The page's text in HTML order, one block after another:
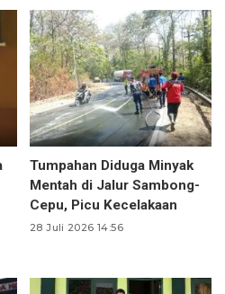
Tumpahan Diduga Minyak
Mentah di Jalur Sambong-
Cepu, Picu Kecelakaan
28 Juli 2026 14:56